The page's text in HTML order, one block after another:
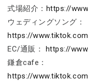
式場紹介： https://
ウェディングソング：
https://
EC/通販： https://
鎌倉cafe：
https://